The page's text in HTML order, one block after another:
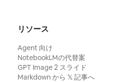
リソース
Agent 向け
NotebookLMの代替案
GPT Image 2 スライド
Markdown から 𝕏 記事へ